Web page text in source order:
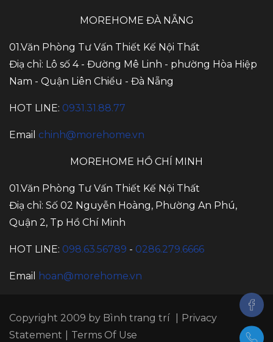
MOREHOME ĐÀ NẴNG
01.Văn Phòng Tư Vấn Thiết Kế Nội Thất
Điạ chỉ: Lô số 4 - Đường Mê Linh - phường Hòa Hiệp
Nam - Quận Liên Chiểu - Đà Nẵng
HOT LINE: 0931.31.88.77
Email chinh@morehome.vn
MOREHOME HỒ CHÍ MINH
01.Văn Phòng Tư Vấn Thiết Kế Nội Thất
Điạ chỉ: Số 02 Nguyễn Hoàng, Phường An Phú,
Quận 2, Tp Hồ Chí Minh
HOT LINE: 098.63.56789 - 0286.279.6666
Email hoan@morehome.vn
Copyright 2009 by Bình trang trí
Privacy
Statement
Terms Of Use